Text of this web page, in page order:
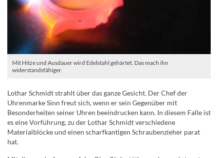
Mit Hitze und Ausdauer wird Edelstahl gehärtet. Das mach ihn
widerstandsfähiger.
Lothar Schmidt strahlt über das ganze Gesicht. Der Chef der
Uhrenmarke Sinn freut sich, wenn er sein Gegenüber mit
Besonderheiten seiner Uhren beeindrucken kann. In diesem Falle ist
es eine Vorführung, zu der Lothar Schmidt verschiedene
Materialblöcke und einen scharfkantigen Schraubenzieher parat
hat.